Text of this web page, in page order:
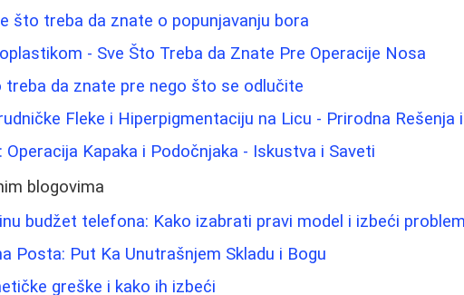
što treba da znate o popunjavanju bora
- Sve Što Treba da Znate Pre Operacije Nosa
treba da znate pre nego što se odlučite
Fleke i Hiperpigmentaciju na Licu - Prirodna Rešenja
Kapaka i Podočnjaka - Iskustva i Saveti
blogovima
budžet telefona: Kako izabrati pravi model i izbeći
Posta: Put Ka Unutrašnjem Skladu i Bogu
greške i kako ih izbeći